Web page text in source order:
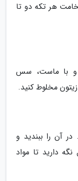
هر تکه دو تا
و با ماست، سس
مخلوط کنید.
آن را ببندید و
دارید تا مواد